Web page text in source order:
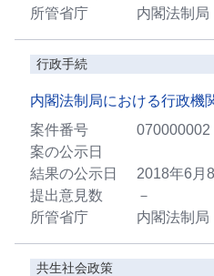
所管省庁
内閣法制局
行政手続
内閣法制局における行政機
案件番号
070000002
案の公示日
結果の公示日
2018年6月
提出意見数
－
所管省庁
内閣法制局
共生社会政策